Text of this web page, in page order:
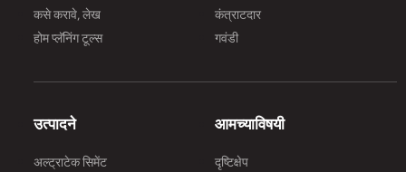
कसे करावे, लेख
होम प्लॅनिंग टूल्स
कंत्राटदार
गवंडी
उत्पादने
अल्ट्राटेक सिमेंट
आमच्याविषयी
दृष्टिक्षेप